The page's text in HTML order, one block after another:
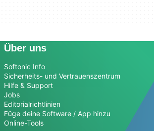
Über uns
Softonic Info
Sicherheits- und Vertrauenszentrum
Hilfe & Support
Jobs
Editorialrichtlinien
Füge deine Software / App hinzu
Online-Tools